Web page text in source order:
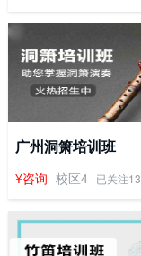
广州洞箫培训班
¥咨询 校区4 已关注13